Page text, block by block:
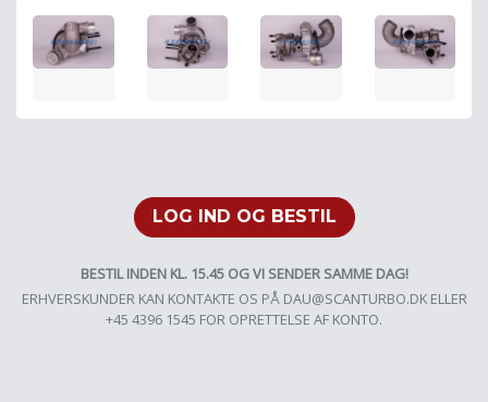
LOG IND OG BESTIL
BESTIL INDEN KL. 15.45 OG VI SENDER SAMME DAG!
ERHVERSKUNDER KAN KONTAKTE OS PÅ DAU@SCANTURBO.DKELLER
+45 4396 1545 FOR OPRETTELSE AF KONTO.